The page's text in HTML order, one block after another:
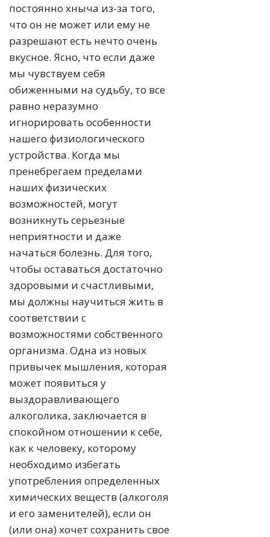
постоянно хныча из-за того,
что он не может или ему не
разрешают есть нечто очень
вкусное. Ясно, что если даже
мы чувствуем себя
обиженными на судьбу, то все
равно неразумно
игнорировать особенности
нашего физиологического
устройства. Когда мы
пренебрегаем пределами
наших физических
возможностей, могут
возникнуть серьезные
неприятности и даже
начаться болезнь. Для того,
чтобы оставаться достаточно
здоровыми и счастливыми,
мы должны научиться жить в
соответствии с
возможностями собственного
организма. Одна из новых
привычек мышления, которая
может появиться у
выздоравливающего
алкоголика, заключается в
спокойном отношении к себе,
как к человеку, которому
необходимо избегать
употребления определенных
химических веществ (алкоголя
и его заменителей), если он
(или она) хочет сохранить свое